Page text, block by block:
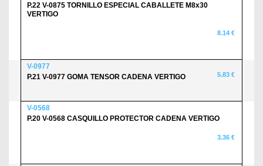
P.22 V-0875 TORNILLO ESPECIAL CABALLETE M8x30
VERTIGO
8.14 €
V-0977
P.21 V-0977 GOMA TENSOR CADENA VERTIGO
5.83 €
V-0568
P.20 V-0568 CASQUILLO PROTECTOR CADENA VERTIGO
3.36 €